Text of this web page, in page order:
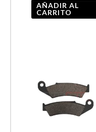
AÑADIR AL
CARRITO